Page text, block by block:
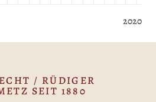
2020
/ RÜDIGER
SEIT 1880